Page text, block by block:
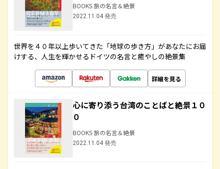
BOOKS 旅の名言＆絶景
2022.11.04 発売
世界を４０年以上歩いてきた「地球の歩き方」があなたにお届
けする、人生を輝かせるドイツの名言と癒やしの絶景集
詳細を見る
心に寄り添う台湾のことばと絶景１０
０
BOOKS 旅の名言＆絶景
2022.11.04 発売